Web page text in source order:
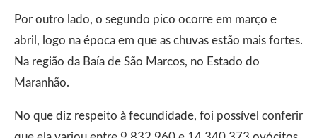
Por outro lado, o segundo pico ocorre em março e
abril, logo na época em que as chuvas estão mais fortes.
Na região da Baía de São Marcos, no Estado do
Maranhão.
No que diz respeito à fecundidade, foi possível conferir